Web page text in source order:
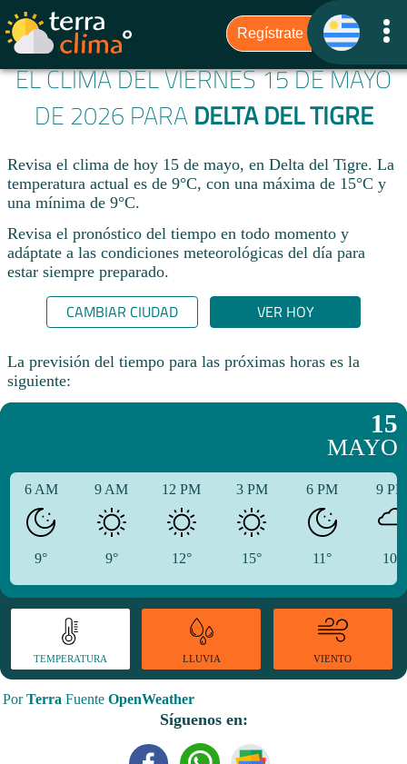
EL CLIMA DEL VIERNES 15 DE MAYO
DE 2026 PARA DELTA DEL TIGRE
Revisa el clima de hoy 15 de mayo, en Delta del Tigre. La
temperatura actual es de 9°C, con una máxima de 15°C y
una mínima de 9°C.​
Revisa el pronóstico del tiempo en todo momento y
adáptate a las condiciones meteorológicas del día para
estar siempre preparado.​
CAMBIAR CIUDAD VER HOY
La previsión del tiempo para las próximas horas es la
siguiente:
15
MAYO
6 AM
9°
9 AM
9°
12 PM
12°
3 PM
15°
6 PM
11°
9
10°
TEMPERATURA LLUVIA VIENTO
PorTerra Fuente OpenWeather
Síguenos en: